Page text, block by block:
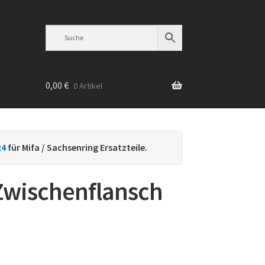
0,00 € 0 Artikel
für Mifa / Sachsenring Ersatzteile.